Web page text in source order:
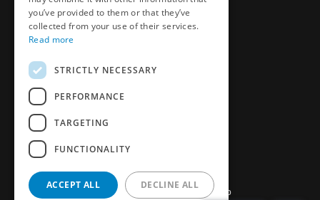
Book an appointment
Customer Survey
2026 DME Europe, part of Hillenbrand Group
SPANICH
you’ve provided to them or that they’ve
collected from your use of their services.
Read more
STRICTLY NECESSARY
PERFORMANCE
TARGETING
FUNCTIONALITY
ACCEPT ALL DECLINE ALL